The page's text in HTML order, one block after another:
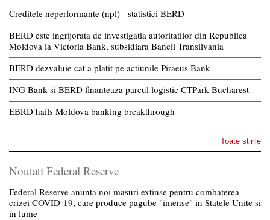
Creditele neperformante (npl) - statistici BERD
BERD este ingrijorata de investigatia autoritatilor din Republica
Moldova la Victoria Bank, subsidiara Bancii Transilvania
BERD dezvaluie cat a platit pe actiunile Piraeus Bank
ING Bank si BERD finanteaza parcul logistic CTPark Bucharest
EBRD hails Moldova banking breakthrough
Toate stirile
Noutati Federal Reserve
Federal Reserve anunta noi masuri extinse pentru combaterea
crizei COVID-19, care produce pagube "imense" in Statele Unite si
in lume